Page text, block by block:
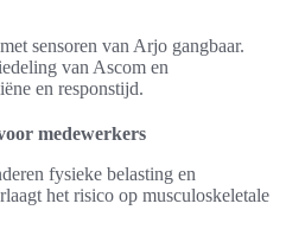
sensoren van Arjo gangbaar.
van Ascom en
en responstijd.
medewerkers
fysieke belasting en
het risico op musculoskeletale